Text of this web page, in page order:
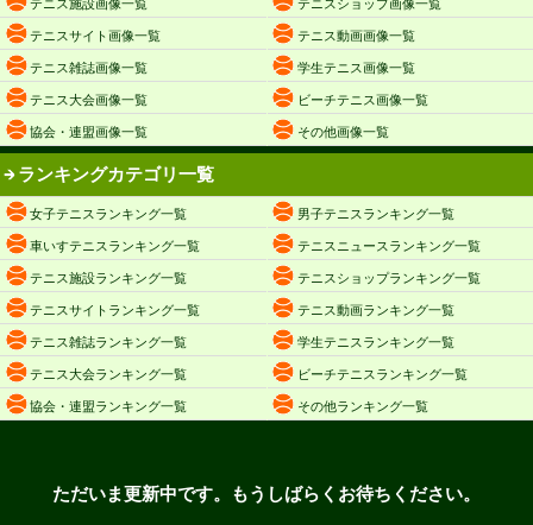
テニス施設画像一覧 テニスショップ画像一覧
テニスサイト画像一覧 テニス動画画像一覧
テニス雑誌画像一覧 学生テニス画像一覧
テニス大会画像一覧 ビーチテニス画像一覧
協会・連盟画像一覧 その他画像一覧
ランキングカテゴリ一覧
女子テニスランキング一覧 男子テニスランキング一覧
車いすテニスランキング一覧 テニスニュースランキング一覧
テニス施設ランキング一覧 テニスショップランキング一覧
テニスサイトランキング一覧 テニス動画ランキング一覧
テニス雑誌ランキング一覧 学生テニスランキング一覧
テニス大会ランキング一覧 ビーチテニスランキング一覧
協会・連盟ランキング一覧 その他ランキング一覧
ただいま更新中です。もうしばらくお待ちください。